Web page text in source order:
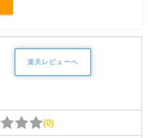
楽天レビューへ
0